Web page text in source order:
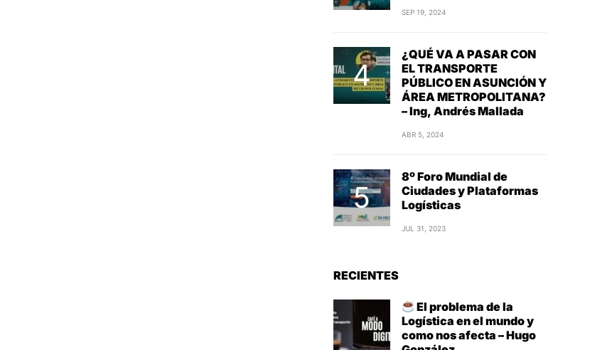
SEP 19, 2024
¿QUÉ VA A PASAR CON
EL TRANSPORTE
PÚBLICO EN ASUNCIÓN Y
ÁREA METROPOLITANA?
– Ing, Andrés Mallada
ABR 5, 2024
8º Foro Mundial de
Ciudades y Plataformas
Logísticas
JUL 31, 2023
RECIENTES
El problema de la
Logística en el mundo y
como nos afecta – Hugo